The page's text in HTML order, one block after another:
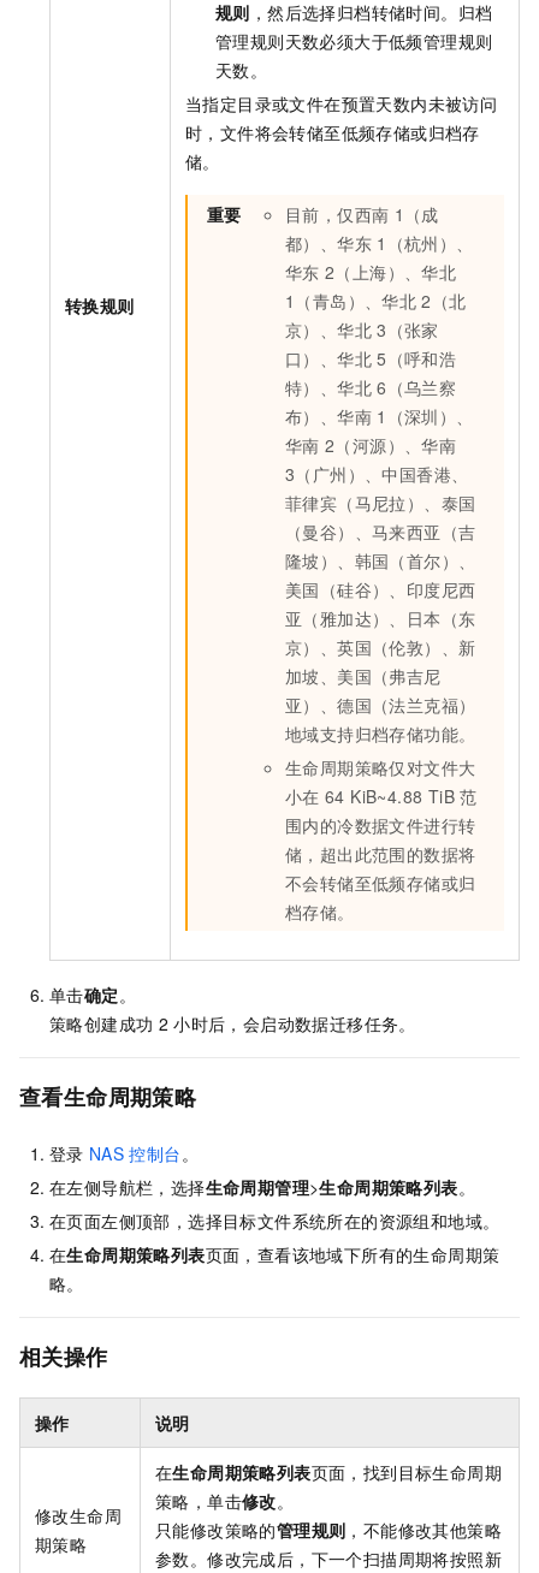
转换规则
规则 ，然后选择归档转储时间。归档
管理规则天数必须大于低频管理规则
天数。
当指定目录或文件在预置天数内未被访问
时，文件将会转储至低频存储或归档存
储。
重要 目前，仅西南 1（成
都）、华东 1（杭州）、
华东 2（上海）、华北
1（青岛）、华北 2（北
京）、华北 3（张家
口）、华北 5（呼和浩
特）、华北 6（乌兰察
布）、华南 1（深圳）、
华南 2（河源）、华南
3（广州）、中国香港、
菲律宾（马尼拉）、泰国
（曼谷）、马来西亚（吉
隆坡）、韩国（首尔）、
美国（硅谷）、印度尼西
亚（雅加达）、日本（东
京）、英国（伦敦）、新
加坡、美国（弗吉尼
亚）、德国（法兰克福）
地域支持归档存储功能。
生命周期策略仅对文件大
小在 64 KiB~4.88 TiB 范
围内的冷数据文件进行转
储，超出此范围的数据将
不会转储至低频存储或归
档存储。
单击确定。
策略创建成功 2 小时后，会启动数据迁移任务。
查看生命周期策略
登录 NAS 控制台 。
在左侧导航栏，选择生命周期管理>生命周期策略列表。
在页面左侧顶部，选择目标文件系统所在的资源组和地域。
在生命周期策略列表页面，查看该地域下所有的生命周期策
略。
相关操作
操作 说明
修改生命周
期策略
在生命周期策略列表页面，找到目标生命周期
策略，单击修改。
只能修改策略的管理规则 ，不能修改其他策略
参数。修改完成后，下一个扫描周期将按照新